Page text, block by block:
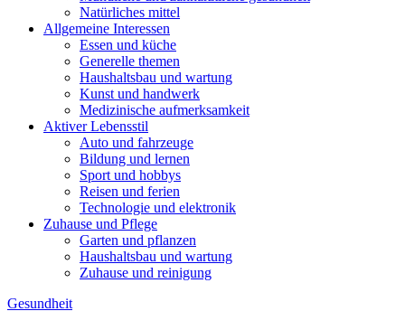
Natürliches mittel
Allgemeine Interessen
Essen und küche
Generelle themen
Haushaltsbau und wartung
Kunst und handwerk
Medizinische aufmerksamkeit
Aktiver Lebensstil
Auto und fahrzeuge
Bildung und lernen
Sport und hobbys
Reisen und ferien
Technologie und elektronik
Zuhause und Pflege
Garten und pflanzen
Haushaltsbau und wartung
Zuhause und reinigung
Gesundheit